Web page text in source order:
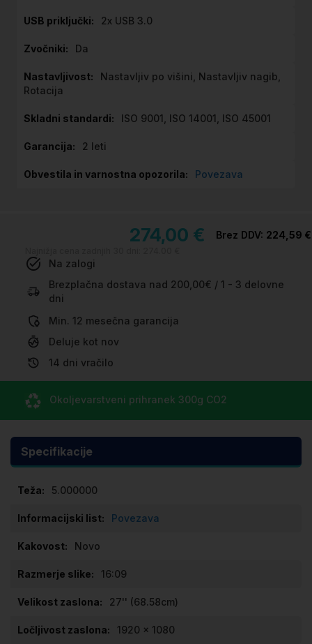
2x USB 3.0
Da
Nastavljiv po višini, Nastavljiv nagib,
Rotacija
ISO 9001, ISO 14001, ISO 45001
2 leti
Povezava
274,00 € 224,59 €
Na zalogi
Brezplačna dostava nad 200,00€ / 1 - 3 delovne
dni
Min. 12 mesečna garancija
Deluje kot nov
14 dni vračilo
Okoljevarstveni prihranek 300g CO2
Specifikacije
5.000000
Povezava
Novo
16:09
27'' (68.58cm)
1920 x 1080